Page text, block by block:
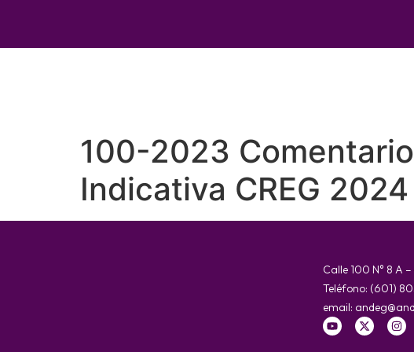
100-2023
Indicativa CREG 2024
Calle 100 N° 8 A
Teléfono: (601)
email: